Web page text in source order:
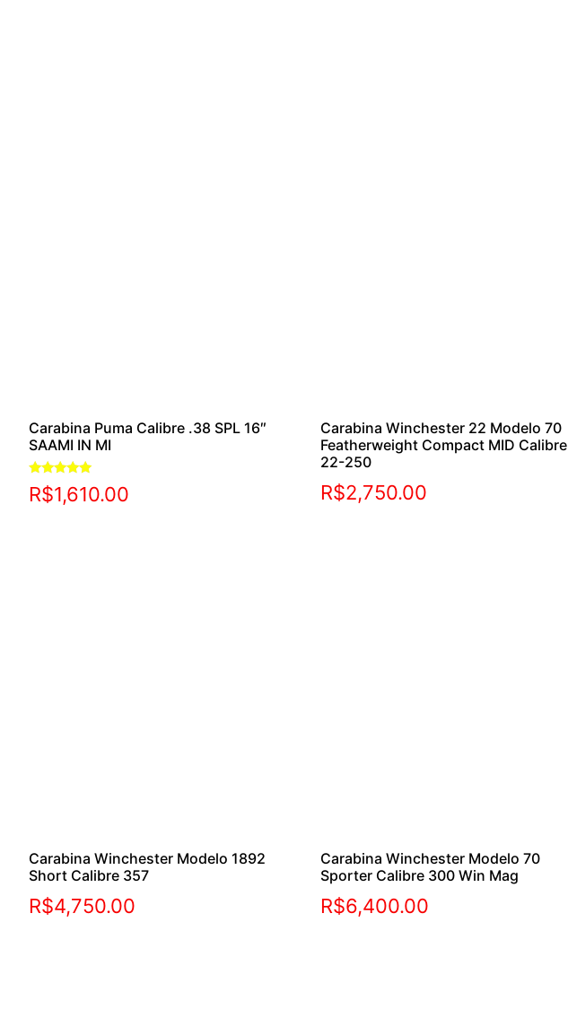
Carabina Puma Calibre .38 SPL 16″
SAAMI IN MI
Avaliação
5.00
R$1,610.00
Carabina Winchester 22 Modelo 70
Featherweight Compact MID Calibre
22-250
R$2,750.00
Carabina Winchester Modelo 1892
Short Calibre 357
R$4,750.00
Carabina Winchester Modelo 70
Sporter Calibre 300 Win Mag
R$6,400.00